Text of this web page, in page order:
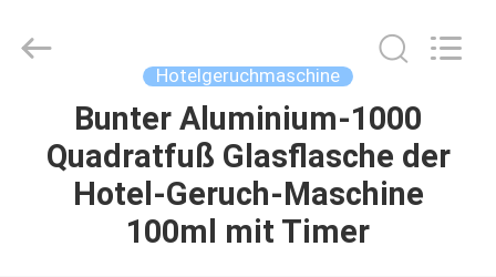
HAUS
PRODUKTE
Hotelgeruchmaschine
Bunter Aluminium-1000
Quadratfuß Glasflasche der
Hotel-Geruch-Maschine
100ml mit Timer